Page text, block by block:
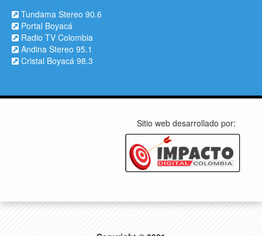
Tundama Stereo 90.6
Portal Boyacá
Radio TV Colombia
Andina Stereo 95.1
Cristal Boyacá 98.3
Sitio web desarrollado por: